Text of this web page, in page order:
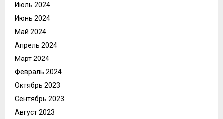
Июль 2024
Июнь 2024
Май 2024
Апрель 2024
Март 2024
Февраль 2024
Октябрь 2023
Сентябрь 2023
Август 2023